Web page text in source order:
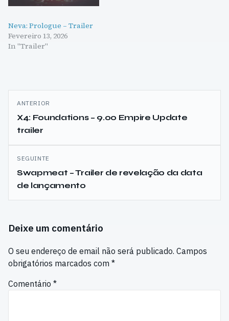
Neva: Prologue – Trailer
Fevereiro 13, 2026
In "Trailer"
Navegação
de
artigos
ANTERIOR
X4: Foundations – 9.00 Empire Update
trailer
SEGUINTE
Swapmeat – Trailer de revelação da data
de lançamento
Deixe um comentário
O seu endereço de email não será publicado. Campos
obrigatórios marcados com *
Comentário *